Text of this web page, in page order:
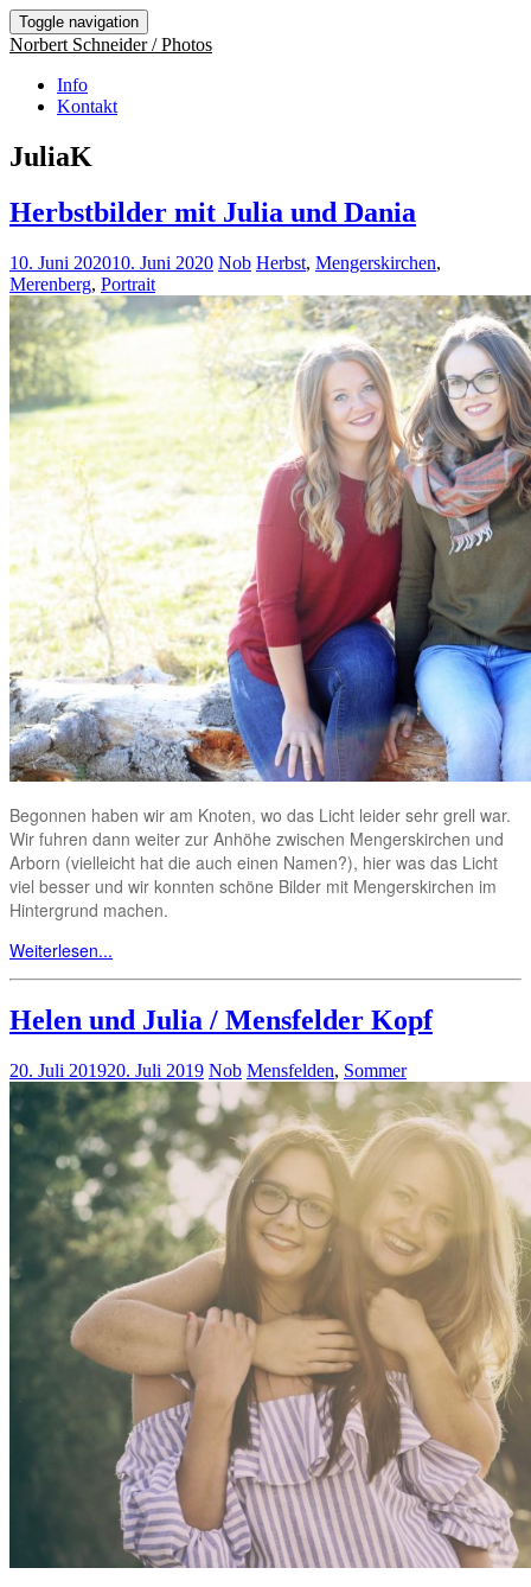
Toggle navigation
Norbert Schneider / Photos
Info
Kontakt
JuliaK
Herbstbilder mit Julia und Dania
10. Juni 202010. Juni 2020 Nob Herbst, Mengerskirchen,
Merenberg, Portrait
Begonnen haben wir am Knoten, wo das Licht leider sehr grell war.
Wir fuhren dann weiter zur Anhöhe zwischen Mengerskirchen und
Arborn (vielleicht hat die auch einen Namen?), hier was das Licht
viel besser und wir konnten schöne Bilder mit Mengerskirchen im
Hintergrund machen.
Weiterlesen...
Helen und Julia / Mensfelder Kopf
20. Juli 201920. Juli 2019 Nob Mensfelden, Sommer